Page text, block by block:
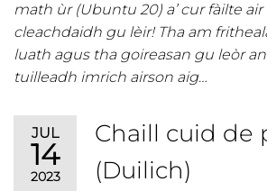
math ùr (Ubuntu 20) a’ cur fàilte
cleachdaidh gu lèir! Tha am
luath agus tha goireasan gu leòr
tuilleadh imrich airson aig…
JUL
14
2023
Chaill cuid de
(Duilich)